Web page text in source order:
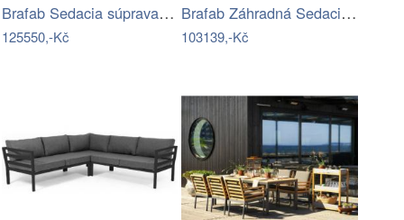
Brafab Sedacia súprava GLENDON -…
125550,-Kč
Brafab Záhradná Sedacia súprava NINJA -…
103139,-Kč